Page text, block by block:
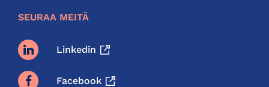
SEURAA MEITÄ
Linkedin
Facebook